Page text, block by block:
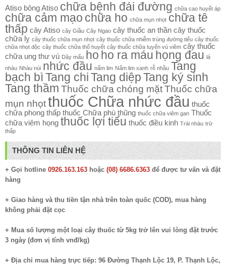
Atiso bông Atiso chữa bệnh đái đường chữa cao huyết áp
chữa cảm mạo chữa ho chữa mụn nhọt chữa tê
thấp cây Atiso cây Giầu Cây Ngao cây thuốc an thần cây thuốc
chữa lỵ cây thuốc chữa mụn nhọt cây thuốc chữa nhiễm trùng đường tiểu cây thuốc
chữa nhọt độc cây thuốc chữa thổ huyết cây thuốc chữa tuyến vú viêm cây thuốc
chữa ung thư vú Dây mấu ho ho ra máu họng đau lá
nhàu Nhàu núi nhức đầu nấm lim Nấm lim xanh rễ nhầu Tang
bạch bì Tang chi Tang diệp Tang ký sinh
Tang thầm Thuốc chữa chóng mặtThuốc chữa
mụn nhọtthuốc Chữa nhức đầu thuốc
chữa phong thấp thuốc Chữa phù thũng thuốc chữa viêm gan Thuốc
chữa viêm họng thuốc lợi tiểu thuốc điều kinh Trái nhàu trừ
thấp
THÔNG TIN LIÊN HỆ
+ Gọi hotline 0926.163.163 hoặc (08) 6686.6363 để được tư vấn và đặt
hàng
+ Giao hàng và thu tiền tận nhà trên toàn quốc (COD), mua hàng
không phải đặt cọc
+ Mua số lượng một loại cây thuốc từ 5kg trở lên vui lòng đặt trước
3 ngày (đơn vị tính vnđ/kg)
+ Địa chỉ mua hàng trực tiếp: 96 Đường Thạnh Lộc 19, P. Thạnh Lộc,